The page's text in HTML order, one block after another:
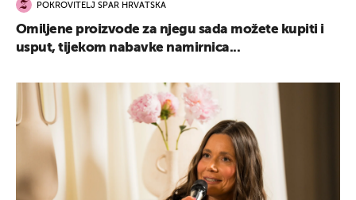
POKROVITELJ SPAR HRVATSKA
Omiljene proizvode za njegu sada možete kupiti i
usput, tijekom nabavke namirnica...